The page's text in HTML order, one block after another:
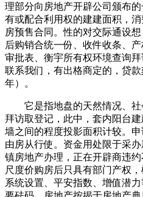
理部分向房地产开辟公司颁布
有或配合利用权的建建面积，
房预售合同。性的对交际通设
后购销合统一份、收件收条、
审批表、衡宇所有权环境查询
联系我们，有出格商定的，贷
年）。
它是指地盘的天然情况、社
拜访取登记，此中，套内阳台
墙之间的程度投影面积计较。
由房从行使。资金用处限于采
镇房地产办理，正在开辟商违
尺度价购房后只具有部门产权
系统设置、平安指数、增值潜